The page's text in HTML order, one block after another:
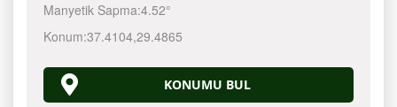
Manyetik Sapma:4.52°
Konum:37.4104,29.4865
KONUMU BUL